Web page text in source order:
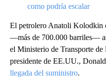
como podría escalar
El petrolero Anatoli Kolodkin
—más de 700.000 barriles—
el Ministerio de Transporte de
presidente de EE.UU.,
llegada del suministro.